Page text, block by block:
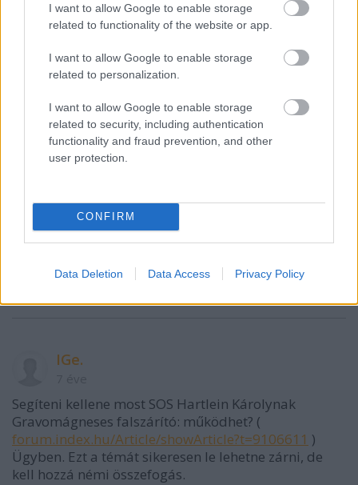
I want to allow Google to enable storage
related to functionality of the website or app.
I want to allow Google to enable storage
related to personalization.
I want to allow Google to enable storage
related to security, including authentication
functionality and fraud prevention, and other
user protection.
CONFIRM
Data Deletion Data Access Privacy Policy
Karinthy-paradoxon
7 éve
Háttéranyag:
en.wikipedia.org/wiki/List_of_citizen_science_project
"No PhDs needed: how citizen science is
transforming research"
Projects that recruit the public are getting more
growing pains.
IGe.
Segíteni kellene most SOS Hartlein Károlynak
Gravomágneses falszárító: működhet? (
forum.index.hu/Article/showArticle?t=9106611 )
Ügyben. Ezt a témát sikeresen le lehetne zárni, de
kell hozzá némi összefogás.